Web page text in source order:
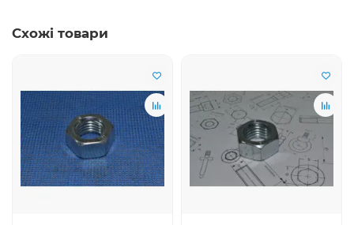
Схожі товари